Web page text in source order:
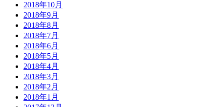
2018年10月
2018年9月
2018年8月
2018年7月
2018年6月
2018年5月
2018年4月
2018年3月
2018年2月
2018年1月